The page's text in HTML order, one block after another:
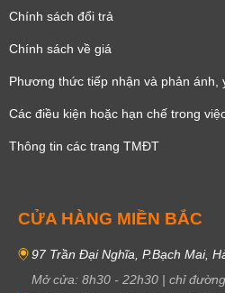
Chính sách đổi trả
Chính sách về giá
Phương thức tiếp nhận và phản ánh,
Các điều kiện hoặc hạn chế trong
Thông tin các trang TMĐT
CỬA HÀNG MIỀN BẮC
97 Trần Đại Nghĩa, P.Bạch Mai,
Mở cửa: 8h30 - 22h30 | chỉ đường